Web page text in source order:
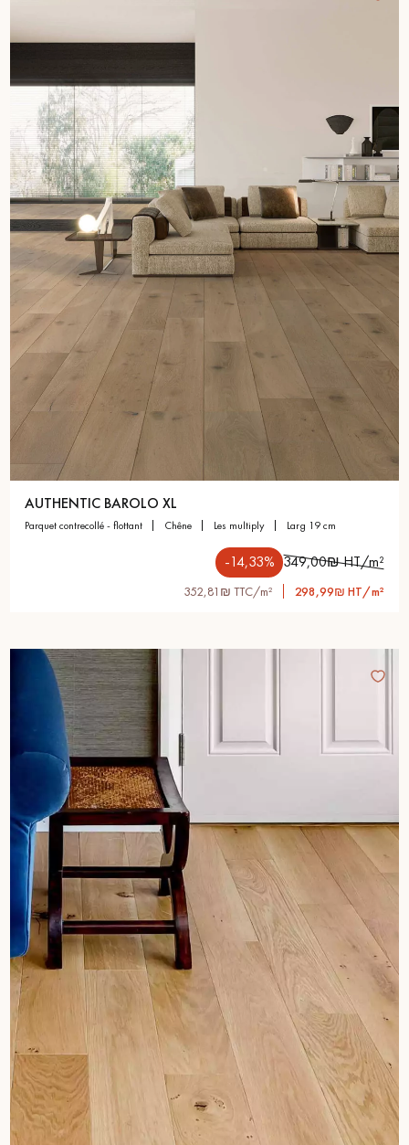
AUTHENTIC BAROLO XL
parquet contrecollé - flottant chêne les multiply larg 19 cm
-14,33% 349,00₪ HT/m²
352,81₪ TTC/m² 298,99₪ HT/m²